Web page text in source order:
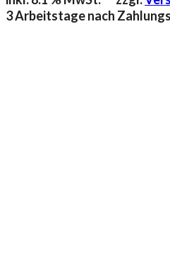
3 Arbeitstage nach